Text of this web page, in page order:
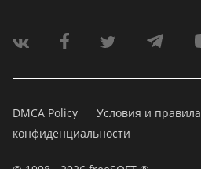
DMCA Policy Условия и правила
конфиденциальности